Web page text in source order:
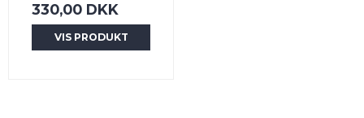
330,00 DKK
VIS PRODUKT